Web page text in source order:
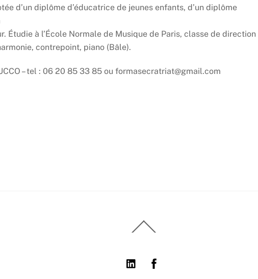
d’un diplôme d’éducatrice de jeunes enfants, d’un diplôme
Étudie à l’École Normale de Musique de Paris, classe de direction
contrepoint, piano (Bâle).
– tel : 06 20 85 33 85 ou formasecratriat@gmail.com
To